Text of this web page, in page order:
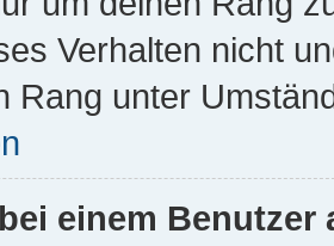
Verhalten nicht
Rang unter
einem